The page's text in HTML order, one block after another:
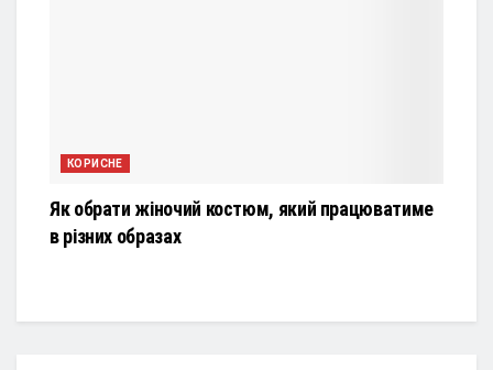
КОРИСНЕ
Як обрати жіночий костюм, який працюватиме
в різних образах